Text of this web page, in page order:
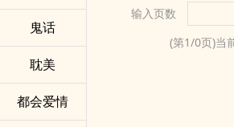
鬼话
耽美
都会爱情
输入页数
(第1/0页)当